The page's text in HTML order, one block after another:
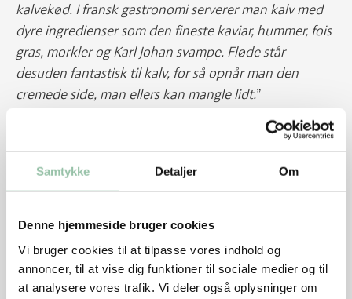
Samtykke Detaljer Om
Denne hjemmeside bruger cookies
Vi bruger cookies til at tilpasse vores indhold og
annoncer, til at vise dig funktioner til sociale medier og til
at analysere vores trafik. Vi deler også oplysninger om
kalvekød. I fransk gastronomi serverer man kalv med
dyre ingredienser som den fineste kaviar, hummer, fois
gras, morkler og Karl Johan svampe. Fløde står
desuden fantastisk til kalv, for så opnår man den
cremede side, man ellers kan mangle lidt.”
James Price påpeger, at danskerne skal blive bedre til
”I gamle dage handlede folk deres kød hos slagteren,
hvor de fik gode råd, så det blev lettere at prøve noget
nyt. I dag bliver vi ikke så tit udfordret”.
Men det kræver også større mod og vilje hos